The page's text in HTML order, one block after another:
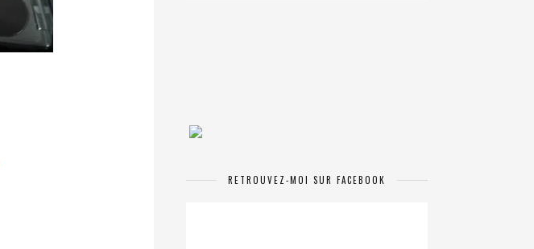
RETROUVEZ-MOI SUR FACEBOOK